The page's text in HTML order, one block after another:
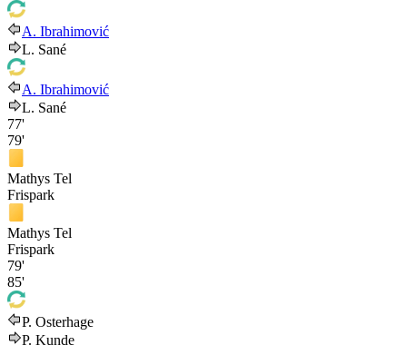
A. Ibrahimović
L. Sané
A. Ibrahimović
L. Sané
77'
79'
Mathys Tel
Frispark
Mathys Tel
Frispark
79'
85'
P. Osterhage
P. Kunde